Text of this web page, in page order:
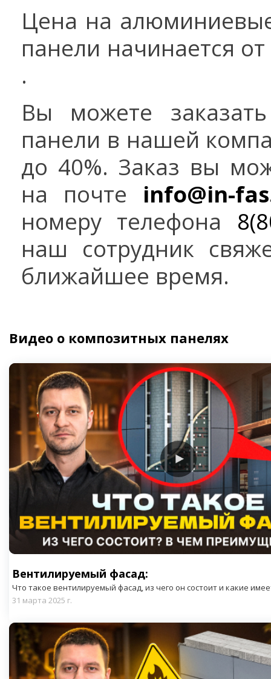
Цена на
панели начинается
.
Вы можете
панели в нашей
до 40%. Заказ вы
на почте info@in-
номеру телефона
наш сотрудник
ближайшее время.
Видео о композитных панелях
Вентилируемый фасад:
Что такое вентилируемый фасад, из чего он состоит и какие
31 марта 2025 г.